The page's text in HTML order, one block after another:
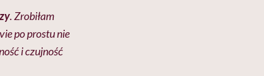
. Zrobiłam
po prostu nie
i czujność